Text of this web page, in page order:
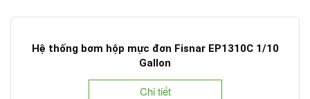
Hệ thống bơm hộp mực đơn Fisnar EP1310C 1/10
Gallon
Chi tiết